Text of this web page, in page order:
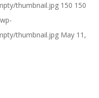
thumbnail.jpg 150 150
thumbnail.jpg May 11,